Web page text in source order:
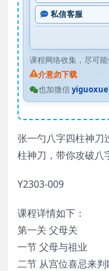
私信客服
课程网络收集，尽可能
介意勿下载
也加微信
张一勺八字四柱神刀
柱神刀，带你攻破八
Y2303-009
课程详情如下：
第一关 父母关
一节 父母与祖业
二节 从宫位喜忌来